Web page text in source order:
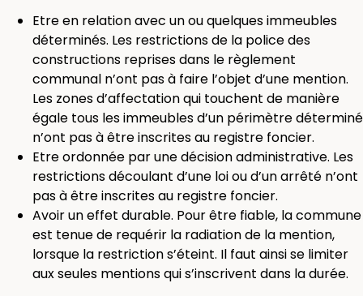
Etre en relation avec un ou quelques immeubles
déterminés. Les restrictions de la police des
constructions reprises dans le règlement
communal n’ont pas à faire l’objet d’une mention.
Les zones d’affectation qui touchent de manière
égale tous les immeubles d’un périmètre déterminé
n’ont pas à être inscrites au registre foncier.
Etre ordonnée par une décision administrative. Les
restrictions découlant d’une loi ou d’un arrêté n’ont
pas à être inscrites au registre foncier.
Avoir un effet durable. Pour être fiable, la commune
est tenue de requérir la radiation de la mention,
lorsque la restriction s’éteint. Il faut ainsi se limiter
aux seules mentions qui s’inscrivent dans la durée.